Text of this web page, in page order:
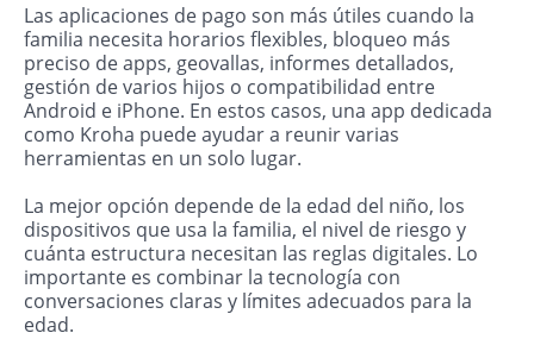
Las aplicaciones de pago son más útiles cuando la
familia necesita horarios flexibles, bloqueo más
preciso de apps, geovallas, informes detallados,
gestión de varios hijos o compatibilidad entre
Android e iPhone. En estos casos, una app dedicada
como Kroha puede ayudar a reunir varias
herramientas en un solo lugar.
La mejor opción depende de la edad del niño, los
dispositivos que usa la familia, el nivel de riesgo y
cuánta estructura necesitan las reglas digitales. Lo
importante es combinar la tecnología con
conversaciones claras y límites adecuados para la
edad.